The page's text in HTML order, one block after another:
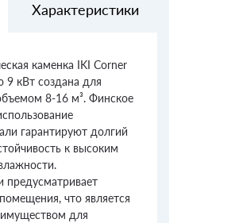
Характеристики
каменка IKI Corner
кВт создана для
8-16 м³. Финское
гарантируют долгий
к высоким
предусматривает
что является
для